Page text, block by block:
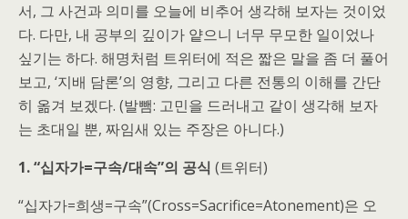
서, 그 사건과 의미를 오늘에 비추어 생각해 보자는 것이었
다. 다만, 내 공부의 깊이가 얕으니 너무 무모한 일이었나
싶기는 하다. 해명처럼 트위터에 적은 짧은 말을 좀 더 풀어
보고, ‘지배 담론’의 영향, 그리고 다른 전통의 이해를 간단
히 옮겨 보겠다. (발뺌: 고민을 드러내고 같이 생각해 보자
는 초대일 뿐, 짜임새 있는 주장은 아니다.)
1. “십자가=구속/대속”의 공식 (트위터)
“십자가=희생=구속”(Cross=Sacrifice=Atonement)은 오